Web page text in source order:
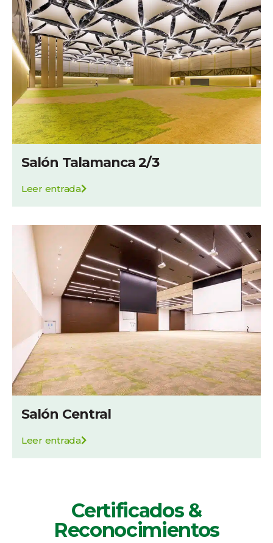
Salón Talamanca 2/3
Leer entrada
Salón Central
Leer entrada
Certificados &
Reconocimientos